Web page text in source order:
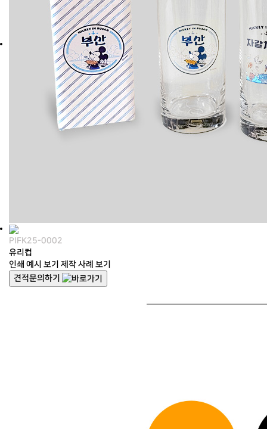
PIFK25-0002
유리컵
인쇄 예시 보기 제작 사례 보기
견적문의하기